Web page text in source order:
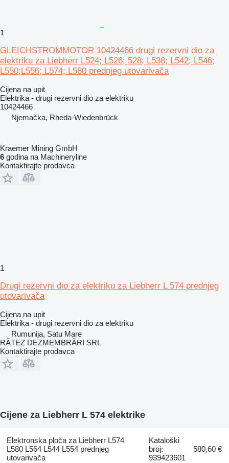
1
GLEICHSTROMMOTOR 10424466 drugi rezervni dio za
elektriku za Liebherr L524; L526; 528; L538; L542; L546;
L550;L556; L574; L580 prednjeg utovarivača
Cijena na upit
Elektrika - drugi rezervni dio za elektriku
10424466
Njemačka, Rheda-Wiedenbrück
Kraemer Mining GmbH
6 godina na Machineryline
Kontaktirajte prodavca
1
Drugi rezervni dio za elektriku za Liebherr L 574 prednjeg
utovarivača
Cijena na upit
Elektrika - drugi rezervni dio za elektriku
Rumunija, Satu Mare
RĂTEZ DEZMEMBRĂRI SRL
Kontaktirajte prodavca
Cijene za Liebherr L 574 elektrike
Elektronska ploča za Liebherr L574
L580 L564 L544 L554 prednjeg
utovarivača
Kataloški
broj:
939423601
580,60 €